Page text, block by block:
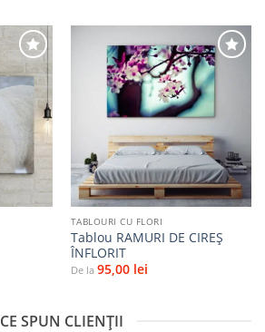
Adaugă
Adaugă
TABLOURI CU FLORI
Tablou RAMURI DE CIREȘ
ÎNFLORIT
De la 95,00 lei
CE SPUN CLIENȚII